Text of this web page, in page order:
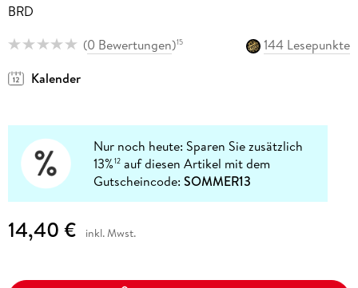
BRD
(0 Bewertungen)15
144 Lesepunkte
Kalender
Nur noch heute: Sparen Sie zusätzlich
13%12 auf diesen Artikel mit dem
Gutscheincode:SOMMER13
14,40 € inkl. Mwst.